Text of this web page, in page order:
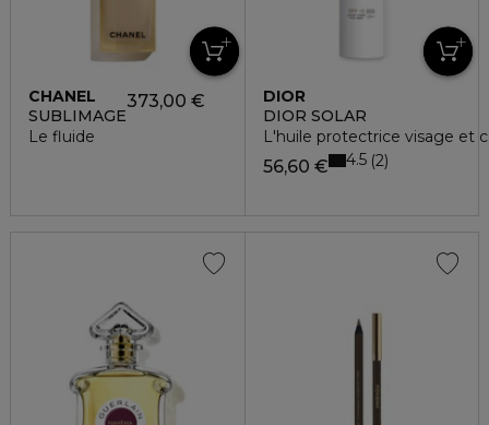
CHANEL
SUBLIMAGE
Le fluide
373,00 €
DIOR
DIOR SOLAR
L'huile protectrice visage et
56,60 € 4.5 2